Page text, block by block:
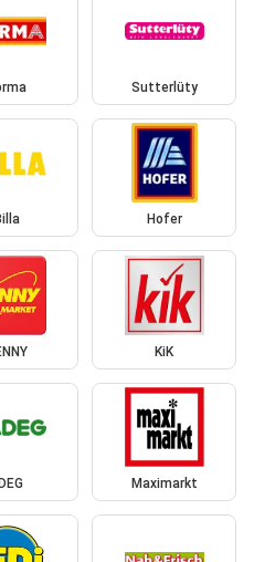
Sutterlüty
Hofer
KiK
Maximarkt